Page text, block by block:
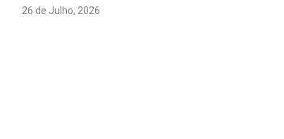
26 de Julho, 2026